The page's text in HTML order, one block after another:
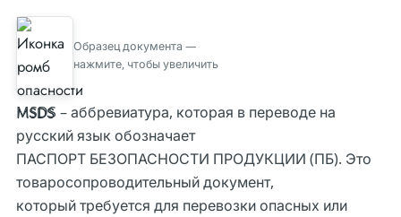
Образец документа —
нажмите, чтобы увеличить
MSDS – аббревиатура, которая в переводе на
русский язык обозначает
ПАСПОРТ БЕЗОПАСНОСТИ ПРОДУКЦИИ (ПБ). Это
товаросопроводительный документ,
который требуется для перевозки опасных или